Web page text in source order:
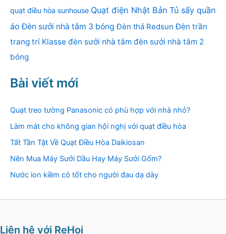
quạt điều hòa sunhouse Quạt điện Nhật Bản Tủ sấy quần
áo Đèn sưởi nhà tắm 3 bóng Đèn thả Redsun Đèn trần
trang trí Klasse đèn sưởi nhà tắm đèn sưởi nhà tắm 2
bóng
Bài viết mới
Quạt treo tường Panasonic có phù hợp với nhà nhỏ?
Làm mát cho không gian hội nghị với quạt điều hòa
Tất Tần Tật Về Quạt Điều Hòa Daikiosan
Nên Mua Máy Sưởi Dầu Hay Máy Sưởi Gốm?
Nước ion kiềm có tốt cho người đau dạ dày
Liên hệ với ReHoi